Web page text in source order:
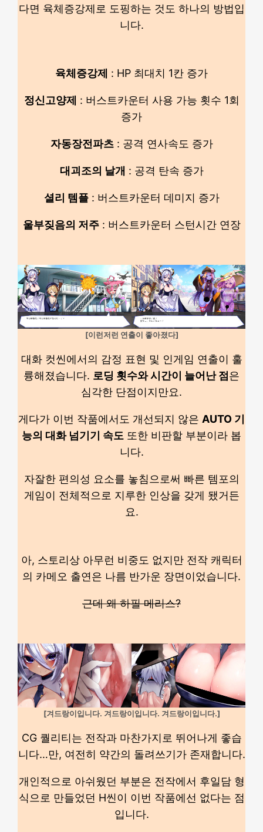
다면 육체증강제로 도핑하는 것도 하나의 방법입
니다.
육체증강제 : HP 최대치 1칸 증가
정신고양제 : 버스트카운터 사용 가능 횟수 1회
증가
자동장전파츠: 공격 연사속도 증가
대괴조의 날개 : 공격 탄속 증가
셜리 템플: 버스트카운터 데미지 증가
울부짖음의 저주: 버스트카운터 스턴시간 연장
[이런저런 연출이 좋아졌다]
대화 컷씬에서의 감정 표현 및 인게임 연출이 훌
륭해졌습니다. 로딩 횟수와 시간이 늘어난 점 은
심각한 단점이지만요.
게다가 이번 작품에서도 개선되지 않은 AUTO 기
능의 대화 넘기기 속도 또한 비판할 부분이라 봅
니다.
자잘한 편의성 요소를 놓침으로써 빠른 템포의
게임이 전체적으로 지루한 인상을 갖게 됐거든
요.
아, 스토리상 아무런 비중도 없지만 전작 캐릭터
의 카메오 출연은 나름 반가운 장면이었습니다.
근데 왜 하필 메리스?
[겨드랑이입니다. 겨드랑이입니다. 겨드랑이입니다.]
CG 퀄리티는 전작과 마찬가지로 뛰어나게 좋습
니다…만, 여전히 약간의 돌려쓰기가 존재합니다.
개인적으로 아쉬웠던 부분은 전작에서 후일담 형
식으로 만들었던 H씬이 이번 작품에선 없다는 점
입니다.